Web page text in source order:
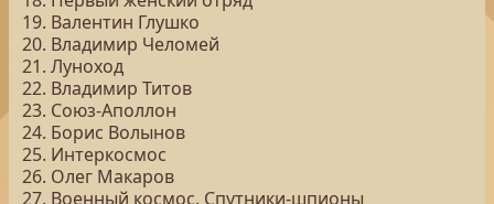
19. Валентин Глушко
20. Владимир Челомей
21. Луноход
22. Владимир Титов
23. Союз-Аполлон
24. Борис Волынов
25. Интеркосмос
26. Олег Макаров
27. Военный космос. Спутники-шпионы